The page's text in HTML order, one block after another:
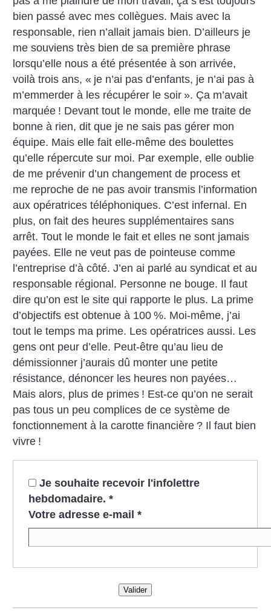
bien passé avec mes collègues. Mais avec la
responsable, rien n’allait jamais bien. D’ailleurs je
me souviens très bien de sa première phrase
lorsqu’elle nous a été présentée à son arrivée,
voilà trois ans, « je n’ai pas d’enfants, je n’ai pas à
m’emmerder à les récupérer le soir ». Ça m’avait
marquée ! Devant tout le monde, elle me traite de
bonne à rien, dit que je ne sais pas gérer mon
équipe. Mais elle fait elle-même des boulettes
qu’elle répercute sur moi. Par exemple, elle oublie
de me prévenir d’un changement de process et
me reproche de ne pas avoir transmis l’information
aux opératrices téléphoniques. C’est infernal. En
plus, on fait des heures supplémentaires sans
arrêt. Tout le monde le fait et elles ne sont jamais
payées. Elle ne veut pas de pointeuse comme
l’entreprise d’à côté. J’en ai parlé au syndicat et au
responsable régional. Personne ne bouge. Il faut
dire qu’on est le site qui rapporte le plus. La prime
d’objectifs est obtenue à 100 %. Moi-même, j’ai
tout le temps ma prime. Les opératrices aussi. Les
gens ont peur d’elle. Peut-être qu’au lieu de
démissionner j’aurais dû monter une petite
résistance, dénoncer les heures non payées…
Mais alors, plus de primes ! Est-ce qu’on ne serait
pas tous un peu complices de ce système de
fonctionnement à la carotte financière ? Il faut bien
vivre !
Je souhaite recevoir l'infolettre
hebdomadaire. *
Votre adresse e-mail *
Valider